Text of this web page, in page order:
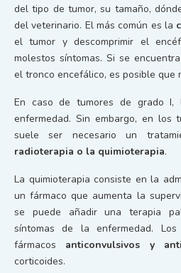
del tipo de tumor, su tamaño,
del veterinario. El más común es la
el tumor y descomprimir el
molestos síntomas. Si se
el tronco encefálico, es posible que
En caso de tumores de grado
enfermedad. Sin embargo, en los
suele ser necesario un
radioterapia o la quimioterapia.
La quimioterapia consiste en la
un fármaco que aumenta la
se puede añadir una terapia
síntomas de la enfermedad.
fármacos anticonvulsivos y
corticoides.